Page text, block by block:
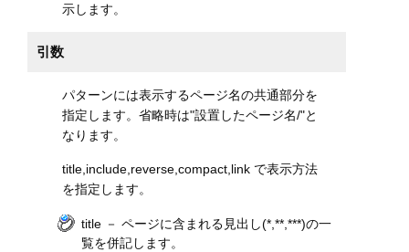
示します。
引数
パターンには表示するページ名の共通部分を
指定します。省略時は"設置したページ名/"と
なります。
title,include,reverse,compact,link で表示方法
を指定します。
title － ページに含まれる見出し(*,**,***)の一
覧を併記します。